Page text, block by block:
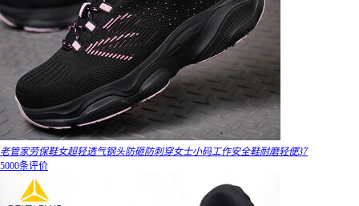
老管家劳保鞋女超轻透气钢头防砸防刺穿女士小码工作安全鞋耐磨轻便37
5000条评价